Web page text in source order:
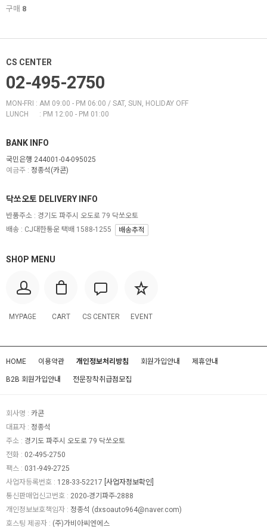
구매 8
CS CENTER
02-495-2750
MON-FRI : AM 09:00 - PM 06:00 / SAT, SUN, HOLIDAY OFF
LUNCH : PM 12:00 - PM 01:00
BANK INFO
국민은행 244001-04-095025
예금주 : 정종석(카콘)
SHOP MENU
MYPAGE CART CS CENTER EVENT
닥쏘오토 DELIVERY INFO
반품주소 : 경기도 파주시 오도로 79 닥쏘오토
배송 : CJ대한통운 택배 1588-1255
배송추적
HOME 이용약관 개인정보처리방침 회원가입안내 제휴안내
B2B 회원가입안내 전문장착취급점모집
회사명 : 카콘
대표자 : 정종석
주소 : 경기도 파주시 오도로 79 닥쏘오토
전화 : 02-495-2750
팩스 : 031-949-2725
사업자등록번호 : 128-33-52217 [사업자정보확인]
통신판매업신고번호 : 2020-경기파주-2888
개인정보보호책임자 : 정종석 (dxsoauto964@naver.com)
호스팅 제공자 : (주)가비아씨엔에스